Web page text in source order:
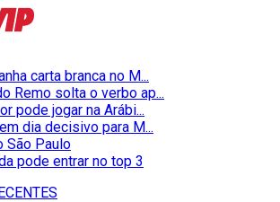
carta branca no M...
Remo solta o verbo ap...
pode jogar na Arábi...
dia decisivo para M...
São Paulo
pode entrar no top 3